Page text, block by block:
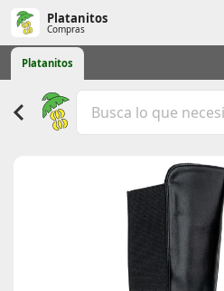
Platanitos
Compras
Platanitos